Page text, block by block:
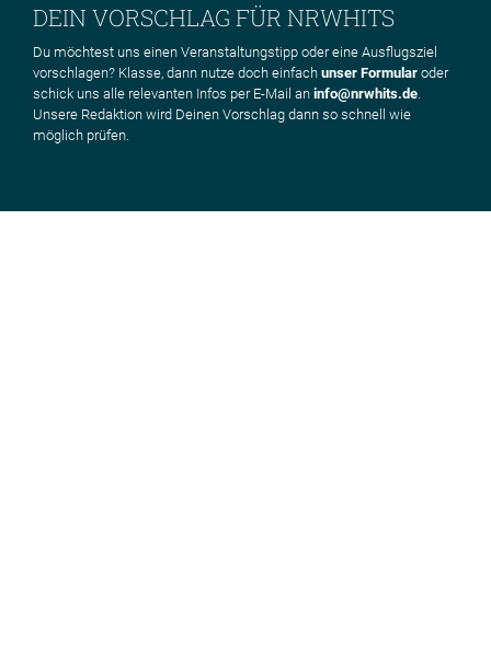
DEIN VORSCHLAG FÜR NRWHITS
Du möchtest uns einen Veranstaltungstipp oder eine Ausflugsziel
vorschlagen? Klasse, dann nutze doch einfach unser Formular oder
schick uns alle relevanten Infos per E-Mail an info@nrwhits.de
Unsere Redaktion wird Deinen Vorschlag dann so schnell wie
möglich prüfen.